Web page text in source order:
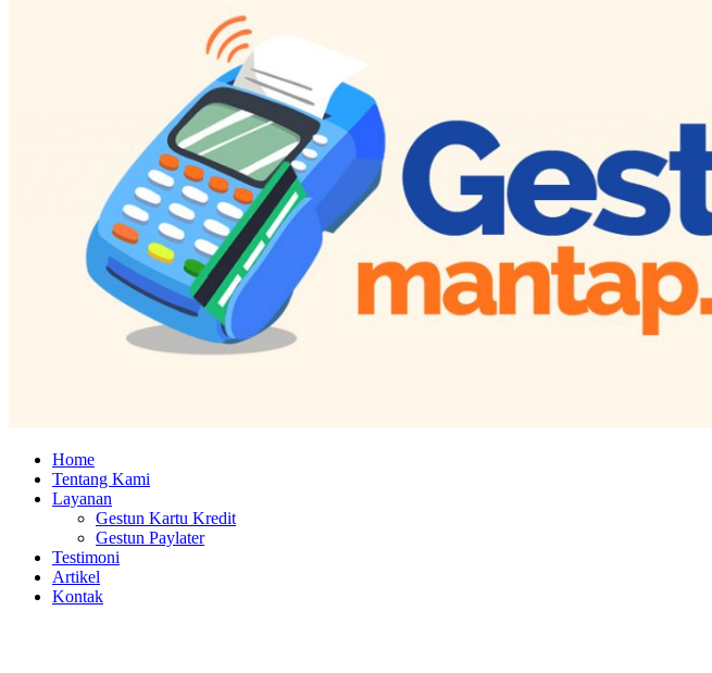
Home
Tentang Kami
Layanan
Gestun Kartu Kredit
Gestun Paylater
Testimoni
Artikel
Kontak